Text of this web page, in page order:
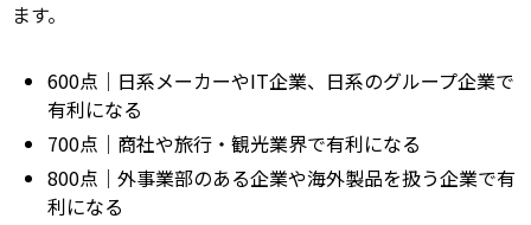
ます。
600点｜日系メーカーやIT企業、日系のグループ企業で
有利になる
700点｜商社や旅行・観光業界で有利になる
800点｜外事業部のある企業や海外製品を扱う企業で有
利になる